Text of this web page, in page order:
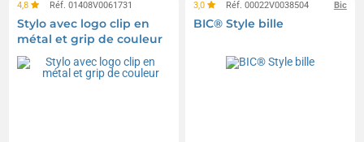
4,8 Réf. 01408V0061731
Stylo avec logo clip en
métal et grip de couleur
Bic
3,0 Réf. 00022V0038504
BIC® Style bille